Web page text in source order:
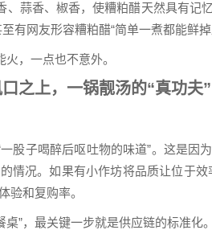
、蒜香、椒香，使糟粕醋天然具有记
有网友形容糟粕醋“简单一煮都能鲜
，一点也不意外。
之上， 一锅靓汤的“真功夫”
股子喝醉后呕吐物的味道”。这是因
情况。如果有小作坊将品质让位于
验和复购率。
”，最关键一步就是供应链的标准化。